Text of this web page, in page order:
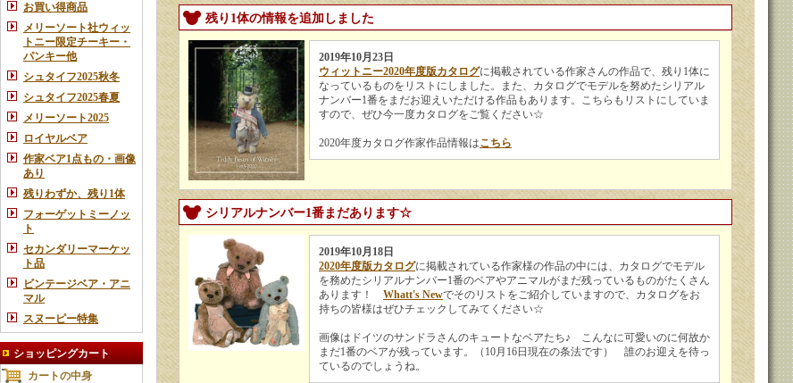
お買い得商品
メリーソート社ウィッ
トニー限定チーキー・
パンキー他
シュタイフ2025秋冬
シュタイフ2025春夏
メリーソート2025
ロイヤルベア
作家ベア1点もの・画像
あり
残りわずか、残り1体
フォーゲットミーノッ
ト
セカンダリーマーケッ
ト品
ビンテージベア・アニ
マル
スヌーピー特集
ショッピングカート
カートの中身
残り1体の情報を追加しました
2019年10月23日
ウィットニー2020年度版カタログに掲載されている作家さんの作品で、残り1体に
なっているものをリストにしました。また、カタログでモデルを努めたシリアル
ナンバー1番をまだお迎えいただける作品もあります。こちらもリストにしていま
すので、ぜひ今一度カタログをご覧ください☆
2020年度カタログ作家作品情報はこちら
シリアルナンバー1番まだあります☆
2019年10月18日
2020年度版カタログに掲載されている作家様の作品の中には、カタログでモデル
を務めたシリアルナンバー1番のベアやアニマルがまだ残っているものがたくさん
あります！ Whatt's Newでそのリストをご紹介していますので、カタログをお
持ちの皆様はぜひチェックしてみてください☆
画像はドイツのサンドラさんのキュートなベアたち♪ こんなに可愛いのに何故か
まだ1番のベアが残っています。（10月16日現在の条法です） 誰のお迎えを待っ
ているのでしょうね。